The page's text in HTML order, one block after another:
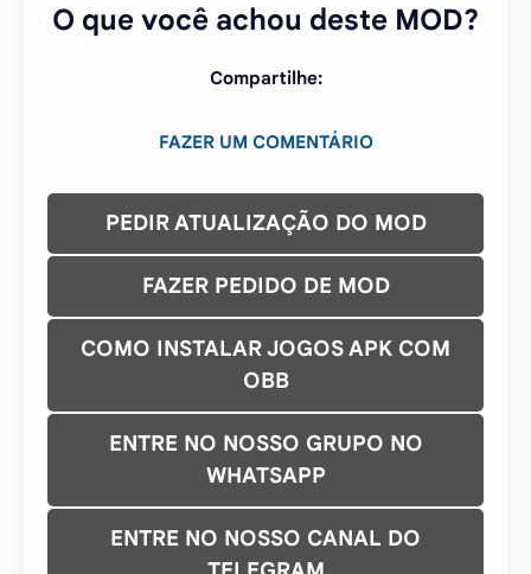
O que você achou deste MOD?
Compartilhe:
FAZER UM COMENTÁRIO
PEDIR ATUALIZAÇÃO DO MOD
FAZER PEDIDO DE MOD
COMO INSTALAR JOGOS APK COM
OBB
ENTRE NO NOSSO GRUPO NO
WHATSAPP
ENTRE NO NOSSO CANAL DO